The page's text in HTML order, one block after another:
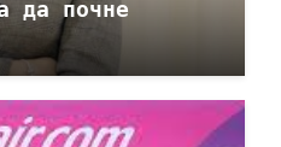
да почне